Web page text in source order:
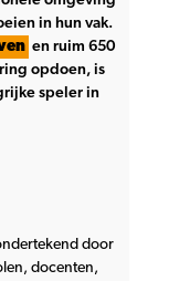
in hun vak.
en ruim 650
opdoen, is
speler in
door
docenten,